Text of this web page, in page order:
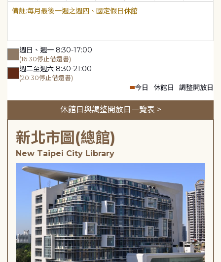
每月最後一週之週四、國定假日休館
週日、週一 8:30-17:00
(16:30停止借還書)
週二至週六 8:30-21:00
(20:30停止借還書)
今日 休館日 調整開放日
休館日與調整開放日一覽表 >
新北市圖(總館)
New Taipei City Library